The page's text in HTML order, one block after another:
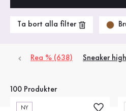
Ta bort alla filter
Rea % (638) Sneaker
100 Produkter
NY